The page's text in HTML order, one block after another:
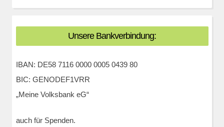
Unsere Bankverbindung:
IBAN: DE58 7116 0000 0005 0439 80
BIC: GENODEF1VRR
„Meine Volksbank eG“
auch für Spenden.